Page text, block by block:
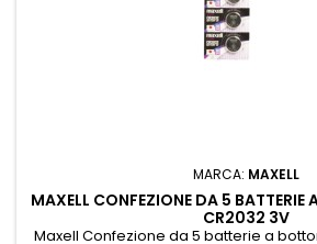
MARCA: MAXELL
MAXELL CONFEZIONE DA 5 BATTERIE
CR2032 3V
Maxell Confezione da 5 batterie a